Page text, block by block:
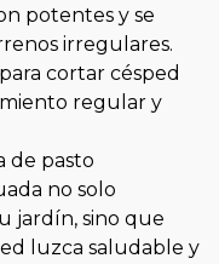
potentes y se
irregulares.
cortar césped
regular y
de pasto
no solo
jardín, sino que
luzca saludable y